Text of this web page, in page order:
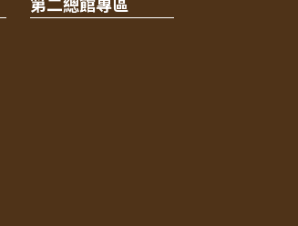
第二總館專區